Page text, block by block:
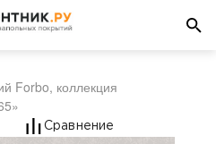
Forbo, коллекция
Сравнение